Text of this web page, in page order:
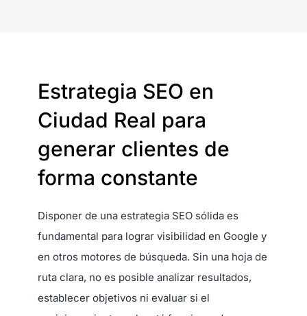
Estrategia SEO en
Ciudad Real para
generar clientes de
forma constante
Disponer de una estrategia SEO sólida es
fundamental para lograr visibilidad en Google y
en otros motores de búsqueda. Sin una hoja de
ruta clara, no es posible analizar resultados,
establecer objetivos ni evaluar si el